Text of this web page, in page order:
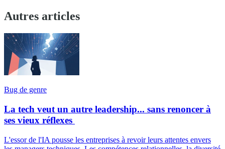
Autres articles
Bug de genre
La tech veut un autre leadership... sans renoncer à
ses vieux réflexes
L'essor de l'IA pousse les entreprises à revoir leurs attentes envers